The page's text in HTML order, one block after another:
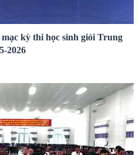
kỳ thi học sinh giỏi Trung
2026